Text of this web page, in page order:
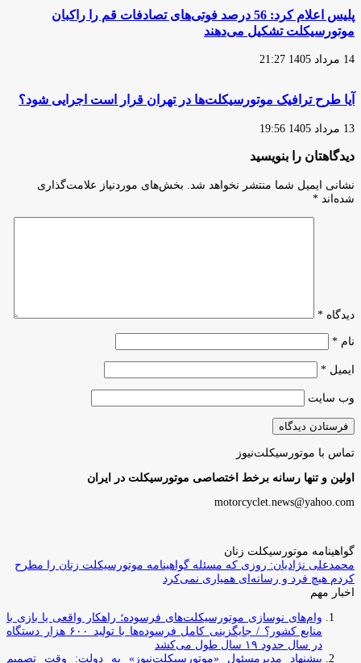
پلیس اعلام کرد: 56 درصد فوتی‌های تصادفات قم را راکبان
موتورسیکلت تشکیل می‌دهند
14 مرداد 1405 21:27
آیا طرح ترافیک موتورسیکلت‌ها در تهران قرار است اجرایی شود؟
13 مرداد 1405 19:56
دیدگاهتان را بنویسید
نشانی ایمیل شما منتشر نخواهد شد.
بخش‌های موردنیاز علامت‌گذاری
شده‌اند *
دیدگاه *
نام *
ایمیل *
وب‌ سایت
تماس با موتورسیکلت‌نیوز
اولین و تنها رسانه برخط اختصاصی موتورسیکلت در ایران
motorcyclet.news@yahoo.com
گواهینامه موتورسیکلت زنان
محمدعلی نژادیان: روزی که مسئله گواهینامه موتورسیکلت زنان را مطرح
کردم هیچ فرد و رسانه‌ای همیاری نمی‌کرد
اخبار مهم
وام‌های نوسازی موتورسیکلت‌های فرسوده؛ راهکار واقعی یا بازی با
منابع کشور؟ / جایگزینی کامل فرسوده‌ها با تولید ۶۰۰ هزار دستگاه
در سال حدود ۱۹ سال طول می‌کشد
پیشنهاد مدیرمسئول «موتورسیکلت‌نیوز» به دولت: وقت تصمیم